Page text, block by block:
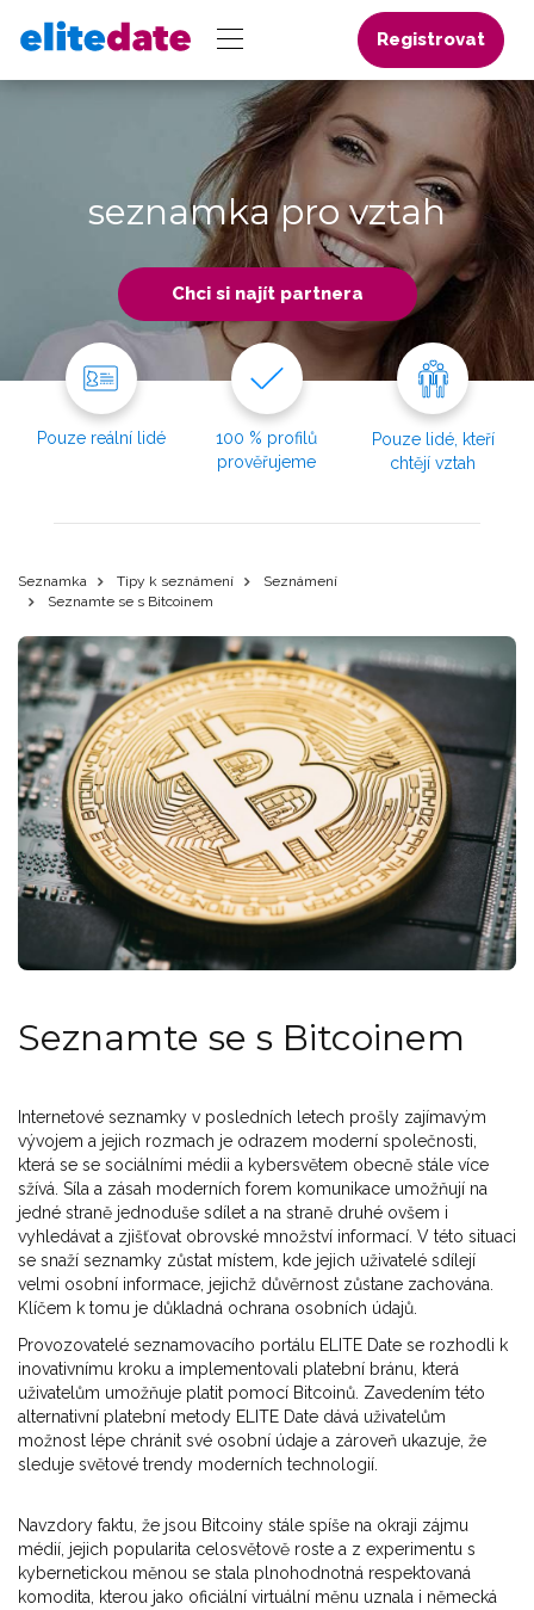
Registrovat
seznamka pro vztah
Chci si najít partnera
Pouze reální lidé
100 % profilů
prověřujeme
Pouze lidé, kteří
chtějí vztah
Seznamka Tipy k seznámení
Seznámení
Seznamte se s Bitcoinem
Seznamte se s Bitcoinem
Internetové seznamky v posledních letech prošly zajímavým
vývojem a jejich rozmach je odrazem moderní společnosti,
která se se sociálními médii a kybersvětem obecně stále více
sžívá. Síla a zásah moderních forem komunikace umožňují na
jedné straně jednoduše sdílet a na straně druhé ovšem i
vyhledávat a zjišťovat obrovské množství informací. V této situaci
se snaží seznamky zůstat místem, kde jejich uživatelé sdílejí
velmi osobní informace, jejichž důvěrnost zůstane zachována.
Klíčem k tomu je důkladná ochrana osobních údajů.
Provozovatelé seznamovacího portálu ELITE Date se rozhodli k
inovativnímu kroku a implementovali platební bránu, která
uživatelům umožňuje platit pomocí Bitcoinů. Zavedením této
alternativní platební metody ELITE Date dává uživatelům
možnost lépe chránit své osobní údaje a zároveň ukazuje, že
sleduje světové trendy moderních technologií.
Navzdory faktu, že jsou Bitcoiny stále spíše na okraji zájmu
médií, jejich popularita celosvětově roste a z experimentu s
kybernetickou měnou se stala plnohodnotná respektovaná
komodita, kterou jako oficiální virtuální měnu uznala i německá